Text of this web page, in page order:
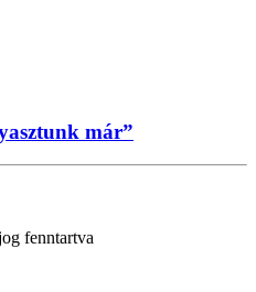
már”
fenntartva